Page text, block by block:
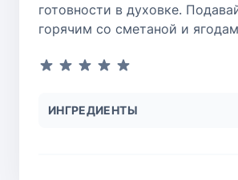
готовности в духовке.
горячим со сметаной и
ИНГРЕДИЕНТЫ